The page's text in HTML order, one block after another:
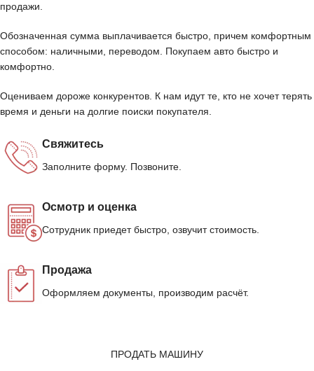
продажи.
Обозначенная сумма выплачивается быстро, причем комфортным
способом: наличными, переводом. Покупаем авто быстро и
комфортно.
Оцениваем дороже конкурентов. К нам идут те, кто не хочет терять
время и деньги на долгие поиски покупателя.
Свяжитесь
Заполните форму. Позвоните.
Осмотр и оценка
Сотрудник приедет быстро, озвучит стоимость.
Продажа
Оформляем документы, производим расчёт.
ПРОДАТЬ МАШИНУ